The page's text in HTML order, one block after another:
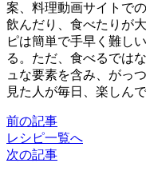
案、料理動画サイトで
飲んだり、食べたりが
ピは簡単で手早く難し
る。ただ、食べるでは
ュな要素を含み、がっ
見た人が毎日、楽しん
前の記事
レシピ一覧へ
次の記事